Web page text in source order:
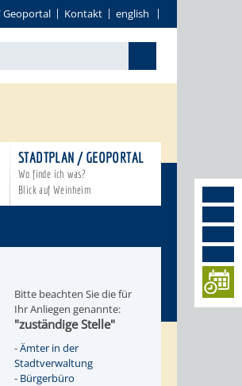
Kontakt english
STADTPLAN / GEOPORTAL
Wo finde ich was?
Blick auf Weinheim
Bitte beachten Sie die für
Ihr Anliegen genannte:
"zuständige Stelle"
-Ämter in der
Stadtverwaltung
- Bürgerbüro